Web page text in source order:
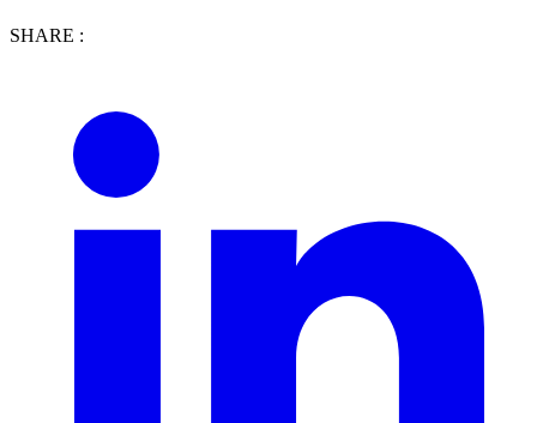
SHARE :